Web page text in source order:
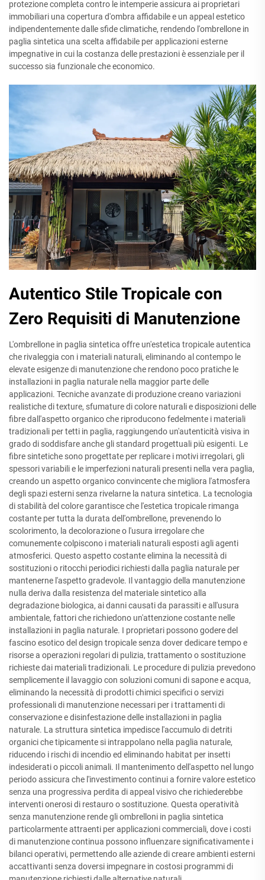
protezione completa contro le intemperie assicura ai proprietari
immobiliari una copertura d'ombra affidabile e un appeal estetico
indipendentemente dalle sfide climatiche, rendendo l'ombrellone in
paglia sintetica una scelta affidabile per applicazioni esterne
impegnative in cui la costanza delle prestazioni è essenziale per il
successo sia funzionale che economico.
Autentico Stile Tropicale con
Zero Requisiti di Manutenzione
L'ombrellone in paglia sintetica offre un'estetica tropicale autentica
che rivaleggia con i materiali naturali, eliminando al contempo le
elevate esigenze di manutenzione che rendono poco pratiche le
installazioni in paglia naturale nella maggior parte delle
applicazioni. Tecniche avanzate di produzione creano variazioni
realistiche di texture, sfumature di colore naturali e disposizioni delle
fibre dall'aspetto organico che riproducono fedelmente i materiali
tradizionali per tetti in paglia, raggiungendo un'autenticità visiva in
grado di soddisfare anche gli standard progettuali più esigenti. Le
fibre sintetiche sono progettate per replicare i motivi irregolari, gli
spessori variabili e le imperfezioni naturali presenti nella vera paglia,
creando un aspetto organico convincente che migliora l'atmosfera
degli spazi esterni senza rivelarne la natura sintetica. La tecnologia
di stabilità del colore garantisce che l'estetica tropicale rimanga
costante per tutta la durata dell'ombrellone, prevenendo lo
scolorimento, la decolorazione o l'usura irregolare che
comunemente colpiscono i materiali naturali esposti agli agenti
atmosferici. Questo aspetto costante elimina la necessità di
sostituzioni o ritocchi periodici richiesti dalla paglia naturale per
mantenerne l'aspetto gradevole. Il vantaggio della manutenzione
nulla deriva dalla resistenza del materiale sintetico alla
degradazione biologica, ai danni causati da parassiti e all'usura
ambientale, fattori che richiedono un'attenzione costante nelle
installazioni in paglia naturale. I proprietari possono godere del
fascino esotico del design tropicale senza dover dedicare tempo e
risorse a operazioni regolari di pulizia, trattamento o sostituzione
richieste dai materiali tradizionali. Le procedure di pulizia prevedono
semplicemente il lavaggio con soluzioni comuni di sapone e acqua,
eliminando la necessità di prodotti chimici specifici o servizi
professionali di manutenzione necessari per i trattamenti di
conservazione e disinfestazione delle installazioni in paglia
naturale. La struttura sintetica impedisce l'accumulo di detriti
organici che tipicamente si intrappolano nella paglia naturale,
riducendo i rischi di incendio ed eliminando habitat per insetti
indesiderati o piccoli animali. Il mantenimento dell'aspetto nel lungo
periodo assicura che l'investimento continui a fornire valore estetico
senza una progressiva perdita di appeal visivo che richiederebbe
interventi onerosi di restauro o sostituzione. Questa operatività
senza manutenzione rende gli ombrelloni in paglia sintetica
particolarmente attraenti per applicazioni commerciali, dove i costi
di manutenzione continua possono influenzare significativamente i
bilanci operativi, permettendo alle aziende di creare ambienti esterni
accattivanti senza doversi impegnare in costosi programmi di